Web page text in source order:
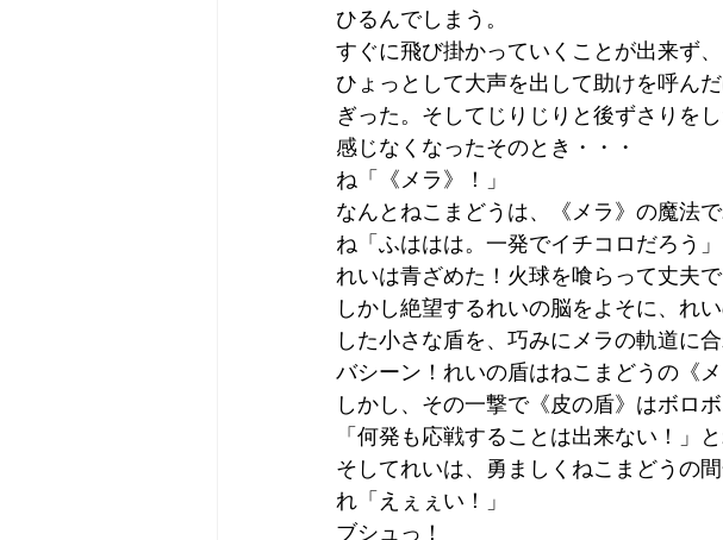
ひるんでしまう。
すぐに飛び掛かっていくことが出来ず
ひょっとして大声を出して助けを呼ん
ぎった。そしてじりじりと後ずさりを
感じなくなったそのとき・・・
ね「《メラ》！」
なんとねこまどうは、《メラ》の魔法
ね「ふははは。一発でイチコロだろう」
れいは青ざめた！火球を喰らって丈夫
しかし絶望するれいの脳をよそに、れ
した小さな盾を、巧みにメラの軌道に
バシーン！れいの盾はねこまどうの《
しかし、その一撃で《皮の盾》はボロ
「何発も応戦することは出来ない！」
そしてれいは、勇ましくねこまどうの
れ「えぇぇい！」
ブシュっ！